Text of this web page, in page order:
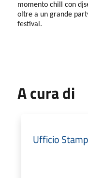
momento chill con
oltre a un grande
festival.
A cura di
Ufficio